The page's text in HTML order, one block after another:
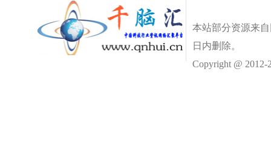
本站部分资源来
日内删除。
Copyright @ 2012-